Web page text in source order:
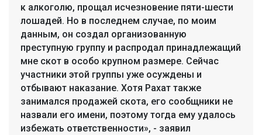
к алкоголю, прощал исчезновение пяти-шести
лошадей. Но в последнем случае, по моим
данным, он создал организованную
преступную группу и распродал принадлежащий
мне скот в особо крупном размере. Сейчас
участники этой группы уже осуждены и
отбывают наказание. Хотя Рахат также
занимался продажей скота, его сообщники не
назвали его имени, поэтому тогда ему удалось
избежать ответственности», - заявил